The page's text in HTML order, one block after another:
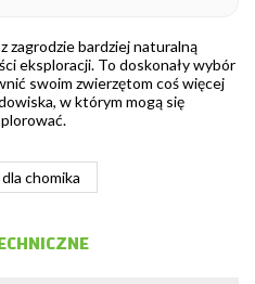
zagrodzie bardziej naturalną
eksploracji. To doskonały wybór
swoim zwierzętom coś więcej
w którym mogą się
chomika